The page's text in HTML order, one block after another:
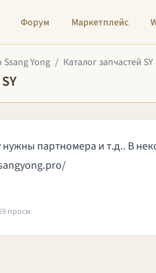
Форум Маркетплейс
Yong / Каталог запчастей SY
нужны партномера и т.д.. В
просм.